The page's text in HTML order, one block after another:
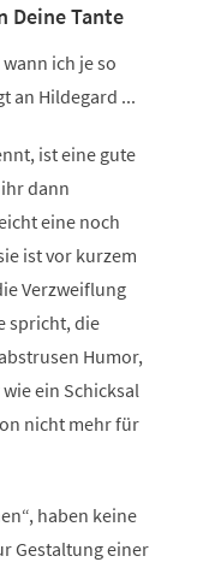
Deine Tante
ich je so
an Hildegard ...
ist eine gute
dann
eine noch
ist vor kurzem
Verzweiflung
spricht, die
Humor,
ein Schicksal
nicht mehr für
haben keine
Gestaltung einer